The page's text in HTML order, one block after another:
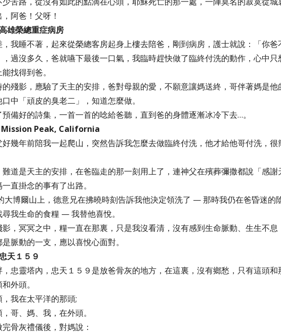
阿爸！父呀！
雄榮總重症病房
，我睡不著，起來從榮總客房起身上樓去陪爸，剛到病房，護士就說：「你爸
過沒多久，爸就嚥下最後一口氣，我臨時趕快做了臨終付洗的動作，心中只
找得到爸。
的殘影，應驗了天主的安排，爸對母親的愛，不願意讓媽送終，哥伴著媽是他
中「頑皮的臭老二」，知道怎麼做。
備好的詩集，一首一首的唸給爸聽，直到爸的身體逐漸冰冷下去…。
Peak, California
幾年前陪我一起爬山，突然告訴我怎麼去做臨終付洗，他才給他哥付洗，很
道是天主的安排，在爸臨走的那一刻用上了，連神父在殯葬彌撒都說「感謝
直掛念的事有了出路。
大博爾山上，德意兄在拂曉時刻告訴我他決定領洗了 — 那時我仍在爸昏迷的
我生命的食糧 — 我替他喜悅。
影，冥冥之中，糧一直在那裏，只是我沒看清，沒有感到生命脈動、生生不息
脈動的一支，應以喜悅心面對。
天１５９
忠靈塔內，忠天１５９是放爸骨灰的地方，在這裏，沒有鄉愁，只有這頭和
外頭。
我在太平洋的那頭;
哥、媽、我，在外頭。
骨灰禮儀後，對媽說：